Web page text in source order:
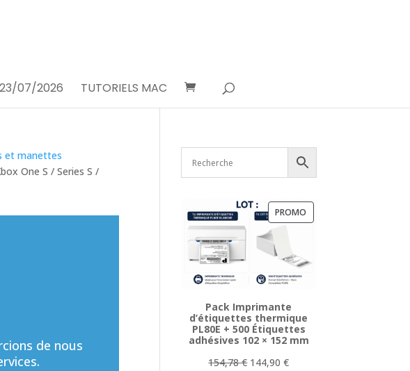
23/07/2026 TUTORIELS MAC
et manettes
One S / Series S /
de nous
PROMO
Pack Imprimante
d’étiquettes thermique
PL80E + 500 Étiquettes
adhésives 102 × 152 mm
154,78€ Le
144,90€Le